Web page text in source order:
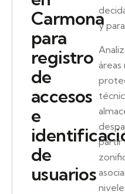
Carmona
para
registro
de
accesos
e
de
usuarios
y
partir